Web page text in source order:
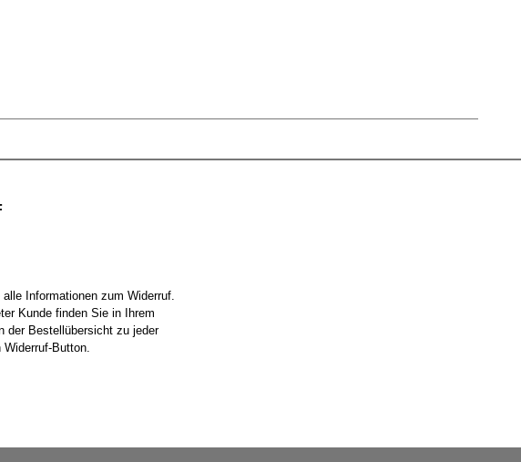
alle Informationen zum Widerruf.
Kunde finden Sie in Ihrem
der Bestellübersicht zu jeder
Widerruf-Button.